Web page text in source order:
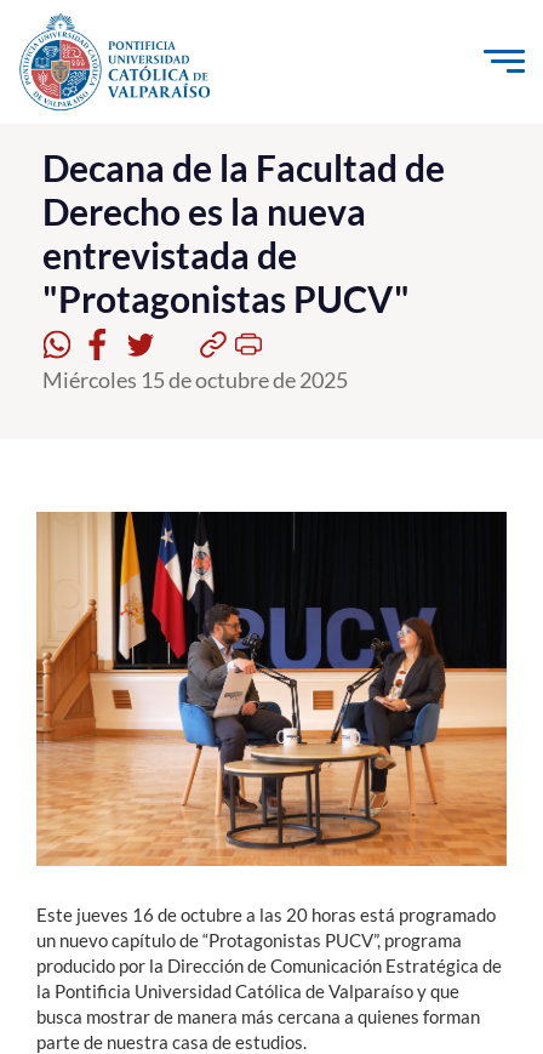
Click acá para ir directamente al contenido
La Universidad
Investigación, Creación e Innovación
PUCV Internacional
Vinculación con el Medio
Admisión
Formación Continua
Estudiantes
Académicos
Funcionarios
Alumni
English
Decana de la Facultad de
Derecho es la nueva
entrevistada de
"Protagonistas PUCV"
Miércoles 15 de octubre de 2025
Este jueves 16 de octubre a las 20 horas está programado
un nuevo capítulo de “Protagonistas PUCV”, programa
producido por la Dirección de Comunicación Estratégica de
la Pontificia Universidad Católica de Valparaíso y que
busca mostrar de manera más cercana a quienes forman
parte de nuestra casa de estudios.